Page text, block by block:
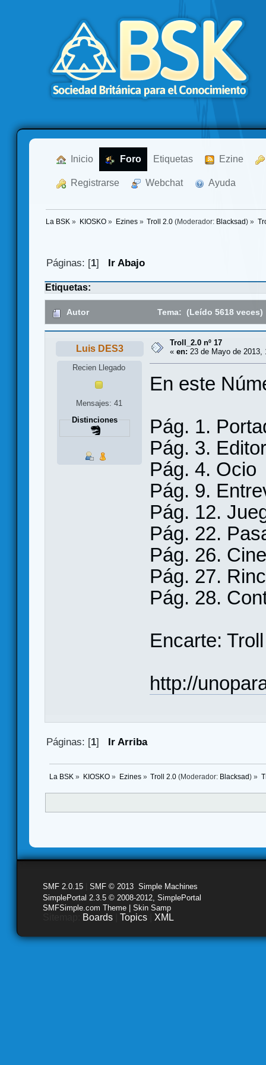
Inicio Foro Etiquetas Ezine
Registrarse Webchat Ayuda
La BSK » KIOSKO» Ezines» Troll 2.0 (Moderador: Blacksad ) »
Páginas: [1] Ir Abajo
Etiquetas:
Autor Tema: (Leído 5618 veces)
Luis DES3
Recien Llegado
Mensajes: 41
Distinciones
Troll_2.0 nº 17
« en: 23 de Mayo de 2013,
En este
Pág. 1.
Pág. 3.
Pág. 4. Ocio
Pág. 9.
Pág. 12.
Pág. 22.
Pág. 26.
Pág. 27.
Pág. 28.
Encarte:
http://
Páginas: [1] Ir Arriba
La BSK » KIOSKO» Ezines» Troll 2.0 (Moderador: Blacksad) »
SMF 2.0.15 SMF © 2013 Simple Machines
SimplePortal 2.3.5 © 2008-2012, SimplePortal
SMFSimple.com Theme | Skin Samp
Boards Topics XML